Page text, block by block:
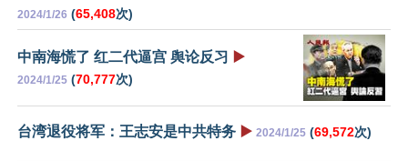
2024/1/26 (65,408次)
中南海慌了 红二代逼宫 舆论反习 ▶️
2024/1/25 (70,777次)
台湾退役将军：王志安是中共特务 ▶️ 2024/1/25 (69,572次)